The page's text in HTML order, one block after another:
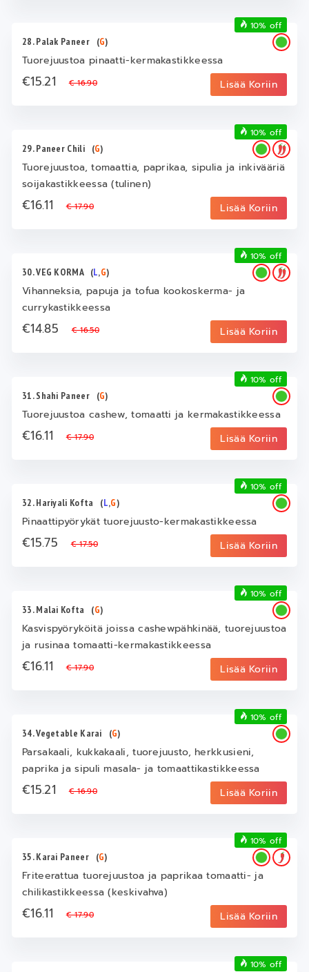
28. Palak Paneer (G)
Tuorejuustoa pinaatti-kermakastikkeessa
€15.21€ 16.90 Lisää Koriin
10% off
29. Paneer Chili (G)
Tuorejuustoa, tomaattia, paprikaa, sipulia ja inkivääriä
soijakastikkeessa (tulinen)
€16.11€ 17.90 Lisää Koriin
10% off
30. VEG KORMA (L,G)
Vihanneksia, papuja ja tofua kookoskerma- ja
currykastikkeessa
€14.85€ 16.50 Lisää Koriin
10% off
31. Shahi Paneer (G)
Tuorejuustoa cashew, tomaatti ja kermakastikkeessa
€16.11€ 17.90 Lisää Koriin
10% off
32. Hariyali Kofta (L,G)
Pinaattipyörykät tuorejuusto-kermakastikkeessa
€15.75€ 17.50 Lisää Koriin
10% off
33. Malai Kofta (G)
Kasvispyöryköitä joissa cashewpähkinää, tuorejuustoa
ja rusinaa tomaatti-kermakastikkeessa
€16.11€ 17.90 Lisää Koriin
10% off
34. Vegetable Karai (G)
Parsakaali, kukkakaali, tuorejuusto, herkkusieni,
paprika ja sipuli masala- ja tomaattikastikkeessa
€15.21€ 16.90 Lisää Koriin
10% off
35. Karai Paneer (G)
Friteerattua tuorejuustoa ja paprikaa tomaatti- ja
chilikastikkeessa (keskivahva)
€16.11€ 17.90 Lisää Koriin
10% off
10% off